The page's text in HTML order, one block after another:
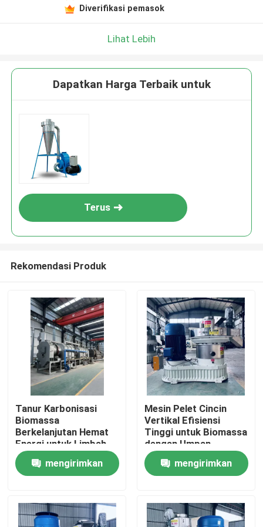
Rumah
Tampilan VR
Diverifikasi pemasok
Lihat Lebih
Dapatkan Harga Terbaik untuk
Terus
Rekomendasi Produk
Tanur Karbonisasi
Biomassa
Berkelanjutan Hemat
Energi untuk Limbah
Pertanian
mengirimkan
Mesin Pelet Cincin
Vertikal Efisiensi
Tinggi untuk Biomassa
dengan Umpan
Vertikal dan Desain
Hemat Energimengirimkan